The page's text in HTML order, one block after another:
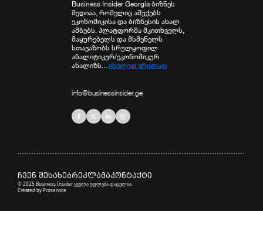
Business Insider Georgia ბიზნეს
მედიაა, რომელიც აშუქებს
ეკონომიკისა და ბიზნესის ახალ
ამბებს. პლატფორმა მკითხველს,
მაყურებელს და მსმენელს
სთავაზობს სრულყოფილ
ანალიტიკურ/ეკონომიკურ
ანალიზს... იხილეთ ვრცლად
info@businessinsider.ge
ჩვენ შესახებრეკლამაკონტაქტი
© 2025 Business Insider ყველა უფლება დაცულია.
Created byProservice